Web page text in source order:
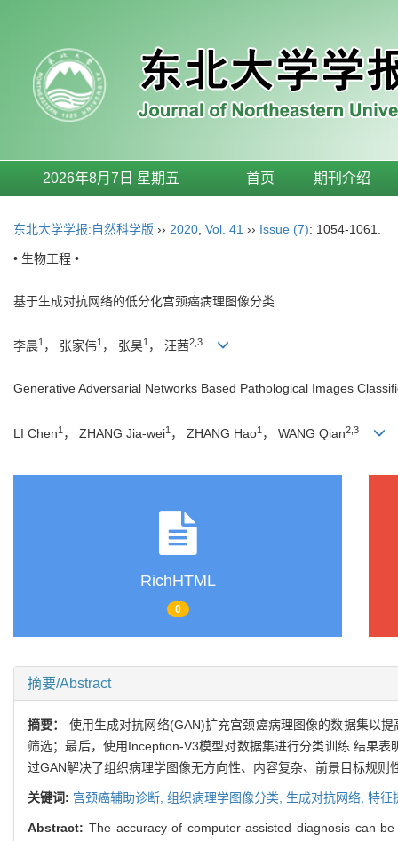
2026年8月7日 星期五 首页 期刊介绍
东北大学学报:自然科学版 ›› 2020 Vol. 41 ›› Issue (7): 1054-1061.
• 生物工程 •
基于生成对抗网络的低分化宫颈癌病理图像分类
李晨1 ， 张家伟1 ， 张昊1 ， 汪茜2,3
Generative Adversarial Networks Based Pathological Images
LI Chen1 ， ZHANG Jia-wei1 ， ZHANG Hao1 ， WANG Qian2,3
RichHTML
0
摘要/Abstract
摘要： 使用生成对抗网络(GAN)扩充宫颈癌病理图像的数据集以
筛选；最后，使用Inception-V3模型对数据集进行分类训练.结果
过GAN解决了组织病理学图像无方向性、内容复杂、前景目标规
关键词: 宫颈癌辅助诊断, 组织病理学图像分类, 生成对抗网络, 特征
Abstract: The accuracy of computer-assisted diagnosis can